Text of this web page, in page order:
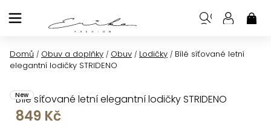
na
Domů / Obuv a doplňky / Obuv / Lodičky / Bílé síťované letní
elegantní lodičky STRIDENO
Bílé síťované letní elegantní lodičky STRIDENO
New
849 Kč